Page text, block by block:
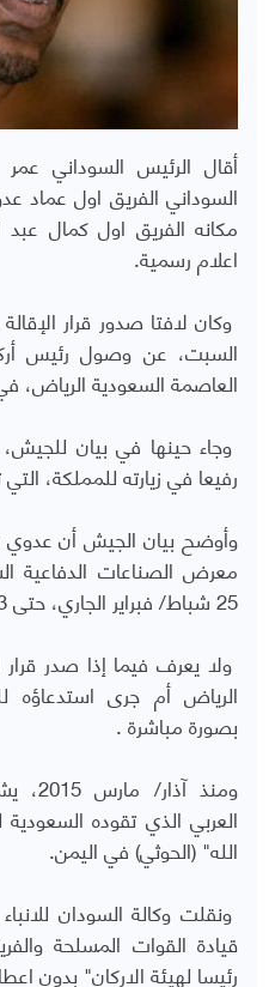
أقال الرئيس السوداني
السوداني الفريق اول عماد
مكانه الفريق اول كمال
اعلام رسمية.
وكان لافتا صدور قرار
السبت، عن وصول رئيس
العاصمة السعودية الرياض،
وجاء حينها في بيان
رفيعا في زيارته للمملكة،
وأوضح بيان الجيش أن
معرض الصناعات الدفاعية
25 شباط/ فبراير الجاري، حتى 3 آذار / مارس المقبل.
ولا يعرف فيما إذا صدر قرار
الرياض أم جرى استدعاؤه
بصورة مباشرة .
ومنذ
العربي الذي تقوده
الله" (الحوثي) في اليمن.
ونقلت وكالة السودان
قيادة القوات المسلحة
رئيسا لهيئة الاركان" بدون